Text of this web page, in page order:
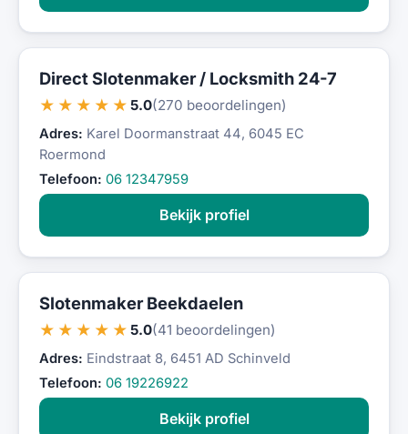
Direct Slotenmaker / Locksmith 24-7
★★★★★ 5.0(270 beoordelingen)
Adres: Karel Doormanstraat 44, 6045 EC
Roermond
Telefoon: 06 12347959
Bekijk profiel
Slotenmaker Beekdaelen
★★★★★ 5.0(41 beoordelingen)
Adres: Eindstraat 8, 6451 AD Schinveld
Telefoon: 06 19226922
Bekijk profiel